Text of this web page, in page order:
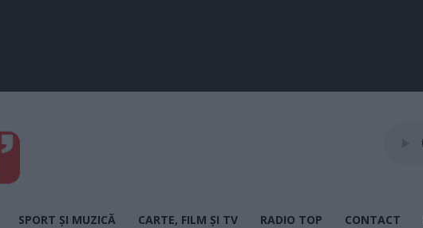
SPORT ȘI MUZICĂ CARTE, FILM ȘI TV RADIO TOP CONTACT